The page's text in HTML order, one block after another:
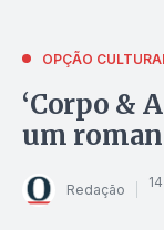
OPÇÃO
‘Corpo &
um
Redação